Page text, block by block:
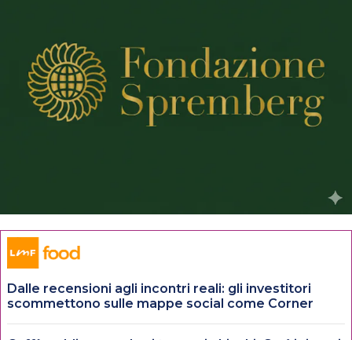
Dalle recensioni agli incontri reali: gli investitori
scommettono sulle mappe social come Corner